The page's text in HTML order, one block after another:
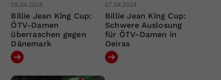
08.04.2024
Billie Jean King Cup:
ÖTV-Damen
überraschen gegen
Dänemark
07.04.2024
Billie Jean King Cup:
Schwere Auslosung
für ÖTV-Damen in
Oeiras